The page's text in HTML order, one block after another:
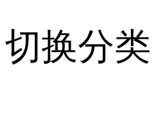
切换分类